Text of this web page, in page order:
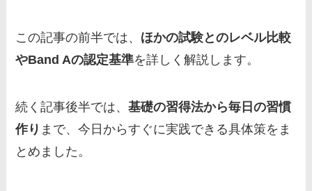
この記事の前半では、 ほかの試験とのレベル比較
やBand Aの認定基準を詳しく解説します。
続く記事後半では、基礎の習得法から毎日の習慣
作り まで、今日からすぐに実践できる具体策をま
とめました。